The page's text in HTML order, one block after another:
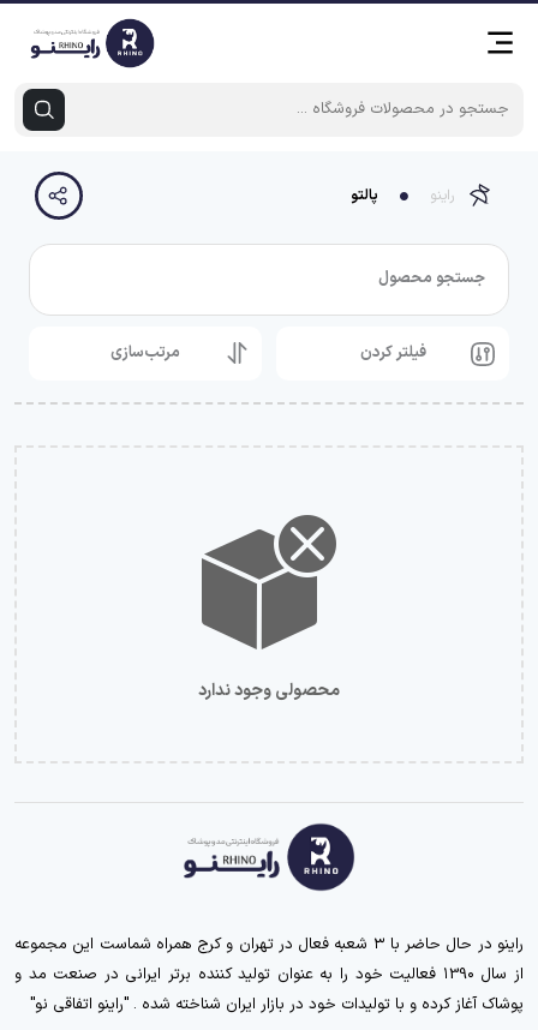
راینو پالتو
جستجو محصول
فیلتر کردن مرتب‌سازی
محصولی وجود ندارد
راینو در حال حاضر با ۳ شعبه فعال در تهران و کرج همراه شماست این مجموعه
از سال ۱39۰ فعالیت خود را به عنوان تولید کننده برتر ایرانی در صنعت مد و
پوشاک آغاز کرده و با تولیدات خود در بازار ایران شناخته شده . "راینو اتفاقی نو"